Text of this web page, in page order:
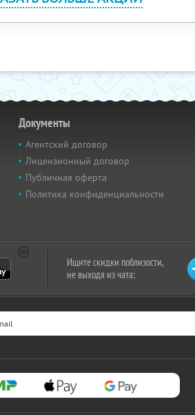
Документы
Агентский договор
Лицензионный договор
Публичная оферта
Политика конфиденциальности
Ищите скидки поблизости,
не выходя из чата: